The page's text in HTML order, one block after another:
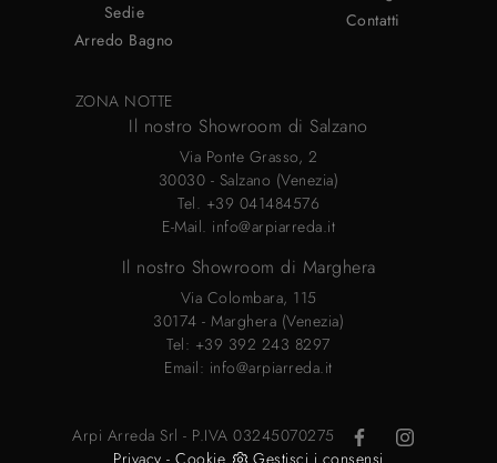
Sedie
Arredo Bagno
ZONA NOTTE
Contatti
Il nostro Showroom di Salzano
Via Ponte Grasso, 2
30030 - Salzano (Venezia)
Tel. +39 041484576
E-Mail. info@arpiarreda.it
Il nostro Showroom di Marghera
Via Colombara, 115
30174 - Marghera (Venezia)
Tel: +39 392 243 8297
Email: info@arpiarreda.it
Arpi Arreda Srl - P.IVA 03245070275
Privacy -Cookie Gestisci i consensi